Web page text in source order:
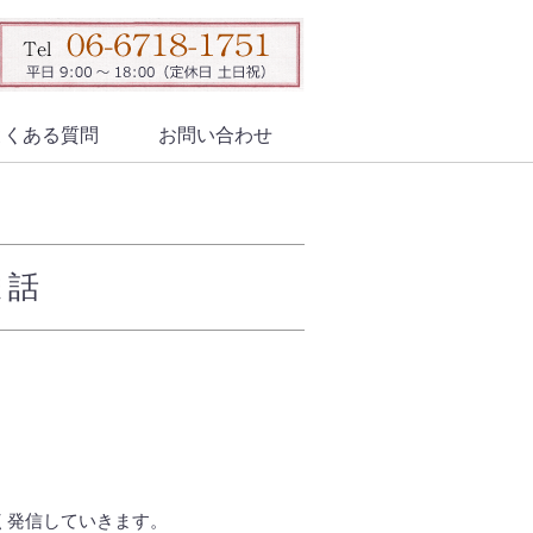
くある質問 お問い合わせ
話
信していきます。